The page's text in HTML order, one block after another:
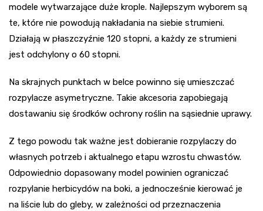
modele wytwarzające duże krople. Najlepszym wyborem są
te, które nie powodują nakładania na siebie strumieni.
Działają w płaszczyźnie 120 stopni, a każdy ze strumieni
jest odchylony o 60 stopni.
Na skrajnych punktach w belce powinno się umieszczać
rozpylacze asymetryczne. Takie akcesoria zapobiegają
dostawaniu się środków ochrony roślin na sąsiednie uprawy.
Z tego powodu tak ważne jest dobieranie rozpylaczy do
własnych potrzeb i aktualnego etapu wzrostu chwastów.
Odpowiednio dopasowany model powinien ograniczać
rozpylanie herbicydów na boki, a jednocześnie kierować je
na liście lub do gleby, w zależności od przeznaczenia